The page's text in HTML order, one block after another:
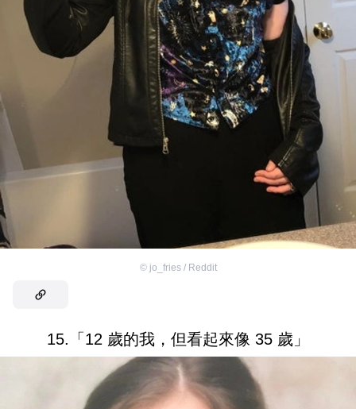
© jo_fries / Reddit
15.「12 歲的我，但看起來像 35 歲」